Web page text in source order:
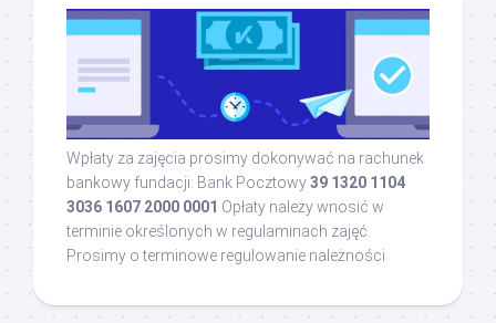
Wpłaty za zajęcia prosimy dokonywać na rachunek
bankowy fundacji: Bank Pocztowy39 1320 1104
3036 1607 2000 0001 Opłaty należy wnosić w
terminie określonych w regulaminach zajęć.
Prosimy o terminowe regulowanie należności